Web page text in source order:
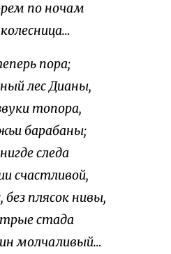
по ночам
пора;
лес Дианы,
топора,
барабаны;
следа
счастливой,
плясок нивы,
стада
молчаливый…